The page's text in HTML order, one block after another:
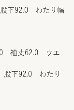
下92.0 わたり幅
袖丈62.0 ウエ
下92.0 わたり